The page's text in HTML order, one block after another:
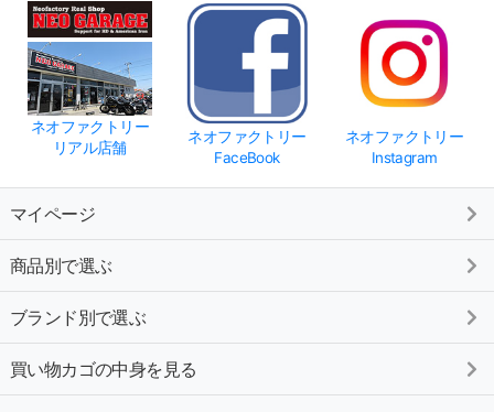
ネオファクトリー
リアル店舗
ネオファクトリー
FaceBook
ネオファクトリー
Instagram
マイページ
商品別で選ぶ
ブランド別で選ぶ
買い物カゴの中身を見る